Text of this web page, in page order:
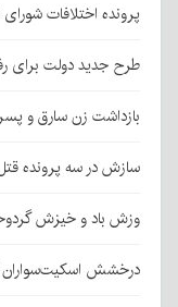
پرونده اختلافات
طرح جدید دولت برای
بازداشت زن سارق و پسر ۱۲ ساله‌اش در
سازش در سه پرونده
وزش باد و خیزش
درخشش اسکیت‌سواران